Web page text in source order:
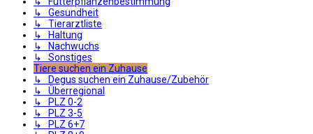
↳ Gesundheit
↳ Tierarztliste
↳ Haltung
↳ Nachwuchs
↳ Sonstiges
Tiere suchen ein Zuhause
↳ Degus suchen ein Zuhause/Zubehör
↳ Überregional
↳ PLZ 0-2
↳ PLZ 3-5
↳ PLZ 6+7